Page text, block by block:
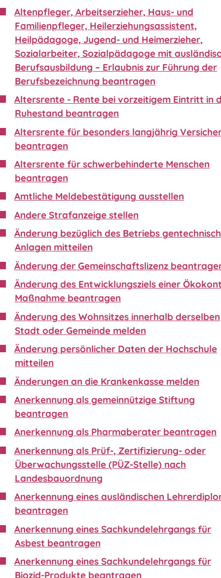
Altenpfleger, Arbeitserzieher, Haus- und
Familienpfleger, Heilerziehungsassistent,
Heilpädagoge, Jugend- und Heimerzieher,
Sozialarbeiter, Sozialpädagoge mit
Berufsausbildung – Erlaubnis zur Führung der
Berufsbezeichnung beantragen
Altersrente - Rente bei vorzeitigem Eintritt in
Ruhestand beantragen
Altersrente für besonders langjährig
beantragen
Altersrente für schwerbehinderte Menschen
beantragen
Amtliche Meldebestätigung ausstellen
Andere Strafanzeige stellen
Änderung bezüglich des Betriebs
Anlagen mitteilen
Änderung der Gemeinschaftslizenz
Änderung des Entwicklungsziels einer
Maßnahme beantragen
Änderung des Wohnsitzes innerhalb derselben
Stadt oder Gemeinde melden
Änderung persönlicher Daten der Hochschule
mitteilen
Änderungen an die Krankenkasse melden
Anerkennung als gemeinnützige Stiftung
beantragen
Anerkennung als Pharmaberater beantragen
Anerkennung als Prüf-, Zertifizierung- oder
Überwachungsstelle (PÜZ-Stelle) nach
Landesbauordnung
Anerkennung eines ausländischen
beantragen
Anerkennung eines Sachkundelehrgangs für
Asbest beantragen
Anerkennung eines Sachkundelehrgangs für
Biozid-Produkte beantragen